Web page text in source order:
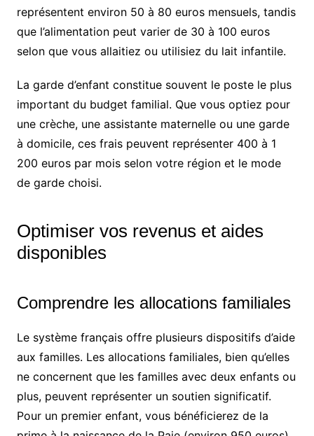
représentent environ 50 à 80 euros mensuels, tandis
que l’alimentation peut varier de 30 à 100 euros
selon que vous allaitiez ou utilisiez du lait infantile.
La garde d’enfant constitue souvent le poste le plus
important du budget familial. Que vous optiez pour
une crèche, une assistante maternelle ou une garde
à domicile, ces frais peuvent représenter 400 à 1
200 euros par mois selon votre région et le mode
de garde choisi.
Optimiser vos revenus et aides
disponibles
Comprendre les allocations familiales
Le système français offre plusieurs dispositifs d’aide
aux familles. Les allocations familiales, bien qu’elles
ne concernent que les familles avec deux enfants ou
plus, peuvent représenter un soutien significatif.
Pour un premier enfant, vous bénéficierez de la